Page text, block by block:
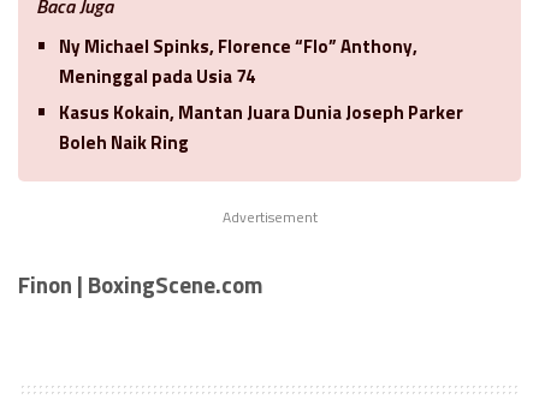
Baca Juga
Ny Michael Spinks, Florence “Flo” Anthony,
Meninggal pada Usia 74
Kasus Kokain, Mantan Juara Dunia Joseph Parker
Boleh Naik Ring
Advertisement
Finon | BoxingScene.com